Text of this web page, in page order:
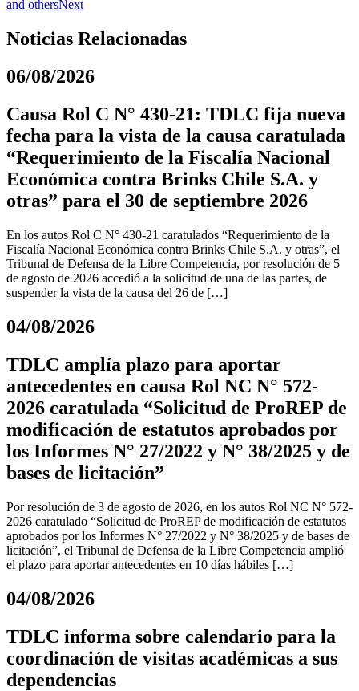
and othersNext
Noticias Relacionadas
06/08/2026
Causa Rol C N° 430-21: TDLC fija nueva
fecha para la vista de la causa caratulada
“Requerimiento de la Fiscalía Nacional
Económica contra Brinks Chile S.A. y
otras” para el 30 de septiembre 2026
En los autos Rol C N° 430-21 caratulados “Requerimiento de la
Fiscalía Nacional Económica contra Brinks Chile S.A. y otras”, el
Tribunal de Defensa de la Libre Competencia, por resolución de 5
de agosto de 2026 accedió a la solicitud de una de las partes, de
suspender la vista de la causa del 26 de […]
04/08/2026
TDLC amplía plazo para aportar
antecedentes en causa Rol NC N° 572-
2026 caratulada “Solicitud de ProREP de
modificación de estatutos aprobados por
los Informes N° 27/2022 y N° 38/2025 y de
bases de licitación”
Por resolución de 3 de agosto de 2026, en los autos Rol NC N° 572-
2026 caratulado “Solicitud de ProREP de modificación de estatutos
aprobados por los Informes N° 27/2022 y N° 38/2025 y de bases de
licitación”, el Tribunal de Defensa de la Libre Competencia amplió
el plazo para aportar antecedentes en 10 días hábiles […]
04/08/2026
TDLC informa sobre calendario para la
coordinación de visitas académicas a sus
dependencias